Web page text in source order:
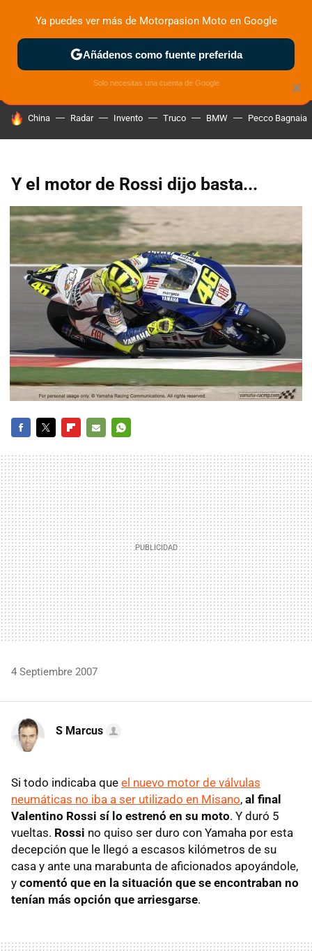
ZONA DE PRUEBAS DEPORTIVAS MOTOS ELÉCTRICAS
HOY SE HABLA DE
China Radar Invento Truco BMW Pecco Bagnaia
Y el motor de Rossi dijo basta...
MAIL
4 Septiembre 2007
S Marcus
Si todo indicaba que el nuevo motor de válvulas
neumáticas no iba a ser utilizado en Misano, al final
Valentino Rossi sí lo estrenó en su moto. Y duró 5
vueltas. Rossi no quiso ser duro con Yamaha por esta
decepción que le llegó a escasos kilómetros de su
casa y ante una marabunta de aficionados apoyándole,
y comentó que en la situación que se encontraban no
tenían más opción que arriesgarse.
×
Ya puedes ver más de Motorpasion Moto en Google
Añádenos como fuente preferida
Solo necesitas una cuenta de Google